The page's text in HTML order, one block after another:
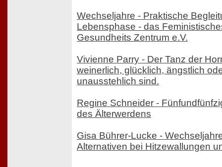
Wechseljahre - Praktische
Lebensphase - das
Gesundheits Zentrum e.V.
Vivienne Parry - Der Tanz der
weinerlich, glücklich, ängstlich
unausstehlich sind.
Regine Schneider -
des Älterwerdens
Gisa Bührer-Lucke -
Alternativen bei Hitzewallungen